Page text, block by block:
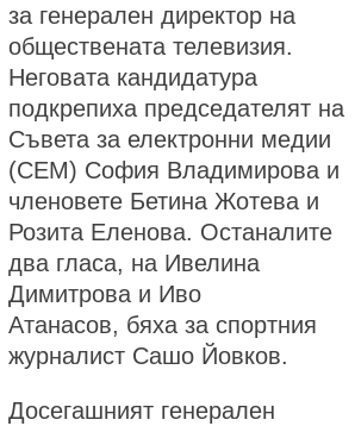
за генерален директор на
обществената телевизия.
Неговата кандидатура
подкрепиха председателят на
Съвета за електронни медии
(СЕМ) София Владимирова и
членовете Бетина Жотева и
Розита Еленова. Останалите
два гласа, на Ивелина
Димитрова и Иво
Атанасов, бяха за спортния
журналист Сашо Йовков.
Досегашният генерален